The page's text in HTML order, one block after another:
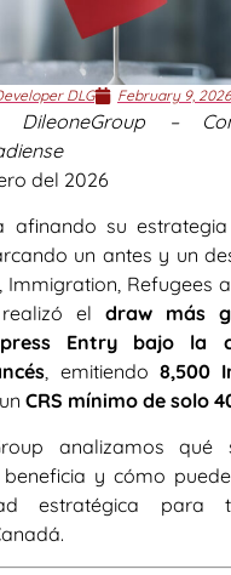
DLG February 9, 2026
DileoneGroup –
del 2026
afinando su
un antes y un
, Immigration, Refugees
el draw más
Entry bajo la
, emitiendo 8,500
CRS mínimo de solo
analizamos qué
y cómo
estratégica para